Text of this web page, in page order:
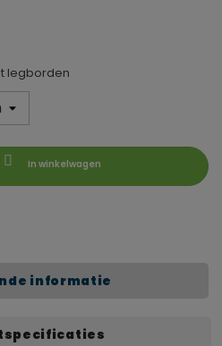
legborden
In winkelwagen
informatie